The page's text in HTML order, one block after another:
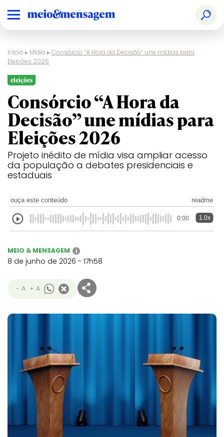
Início ▸ Mídia ▸Consórcio “A Hora da Decisão” une mídias para
Eleições 2026
eleições
Consórcio “A Hora da
Decisão” une mídias para
Eleições 2026
Projeto inédito de mídia visa ampliar acesso
da população a debates presidenciais e
estaduais
ouça este conteúdo readme
0:00 1.0x
MEIO & MENSAGEM i
8 de junho de 2026 - 17h58
- A + A